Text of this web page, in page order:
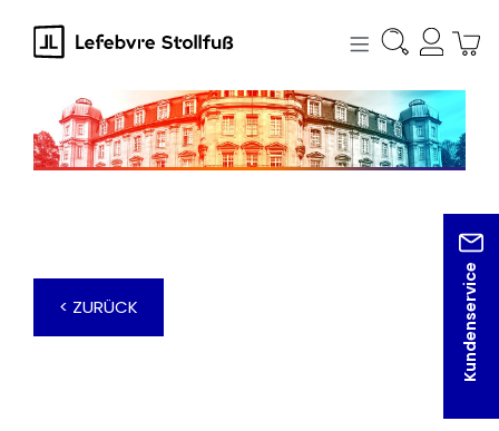
springen
Kundenservice
< ZURÜCK